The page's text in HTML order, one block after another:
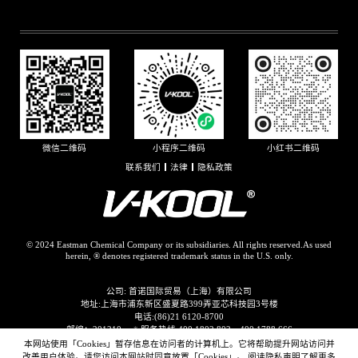
本网站使用「Cookies」暂存信息在访问者的计算机上。它将帮助提升网站访问并
联系我们 法律 隐私政策
© 2024 Eastman Chemical Company or its subsidiaries. All rights reserved.As used
herein, ® denotes registered trademark status in the U.S. only.
公司: 首诺国际贸易（上海）有限公司
地址:上海市浦东新区盛夏路399弄亚芯科技园3号楼
电话:(86)21 6120-8700
邮编：201210*服务热线:400 1802 802、400 1788 666
(* 拨打官方客服电话即代表您同意并接受伊士曼隐私条款)
沪ICP备20001594号-3